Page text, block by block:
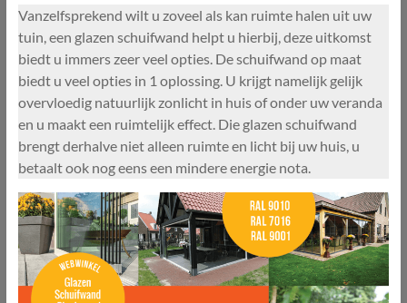
Vanzelfsprekend wilt u zoveel als kan ruimte halen uit uw
tuin, een glazen schuifwand helpt u hierbij, deze uitkomst
biedt u immers zeer veel opties. De schuifwand op maat
biedt u veel opties in 1 oplossing. U krijgt namelijk gelijk
overvloedig natuurlijk zonlicht in huis of onder uw veranda
en u maakt een ruimtelijk effect. Die glazen schuifwand
brengt derhalve niet alleen ruimte en licht bij uw huis, u
betaalt ook nog eens een mindere energie nota.